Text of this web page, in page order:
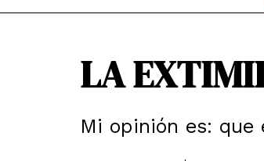
LA
Mi opinión es: